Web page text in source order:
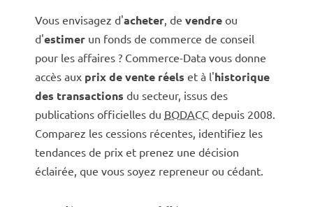
Vous envisagez d'acheter , de vendre ou
d'estimer un fonds de commerce de conseil
pour les affaires ? Commerce-Data vous donne
accès aux prix de vente réels et à l'historique
des transactions du secteur, issus des
publications officielles du BODACC depuis 2008.
Comparez les cessions récentes, identifiez les
tendances de prix et prenez une décision
éclairée, que vous soyez repreneur ou cédant.